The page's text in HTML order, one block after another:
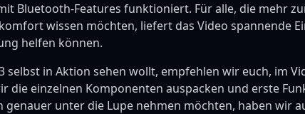
Bluetooth-Features funktioniert. Für alle, die mehr
wissen möchten, liefert das Video spannende
helfen können.
selbst in Aktion sehen wollt, empfehlen wir euch, im
die einzelnen Komponenten auspacken und erste
genauer unter die Lupe nehmen möchten, haben wir